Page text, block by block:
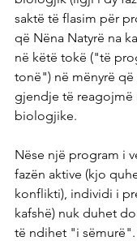
saktë të flasim për
që Nëna Natyrë na
në këtë tokë ("të
tonë") në mënyrë që
gjendje të reagojmë
biologjike.
Nëse një program i
fazën aktive (kjo
konflikti), individi i
kafshë) nuk duhet
të ndihet "i sëmurë".